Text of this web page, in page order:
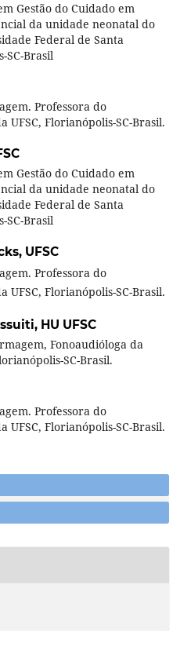
Gestão do Cuidado em
da unidade neonatal do
Federal de Santa
SC-Brasil
Professora do
Florianópolis-SC-Brasil.
Gestão do Cuidado em
da unidade neonatal do
Federal de Santa
SC-Brasil
UFSC
Professora do
Florianópolis-SC-Brasil.
HU UFSC
Fonoaudióloga da
SC-Brasil.
Professora do
Florianópolis-SC-Brasil.